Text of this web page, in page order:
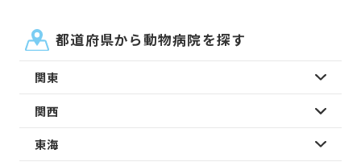
都道府県から動物病院を探す
関東
関西
東海